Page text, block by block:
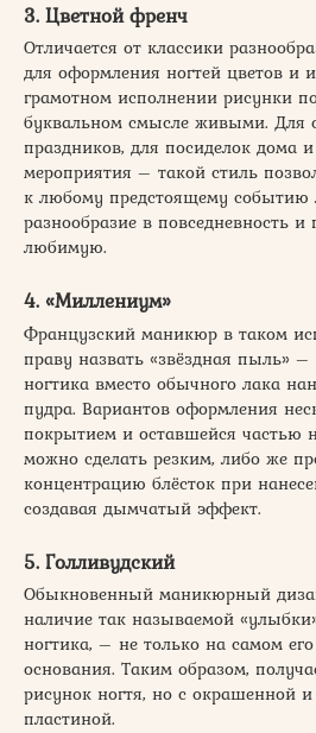
3. Цветной френч
Отличается от классики
для оформления ногтей цветов и
грамотном исполнении рисунки
буквальном смысле живыми. Для
праздников, для посиделок дома
мероприятия – такой стиль
к любому предстоящему событию
разнообразие в повседневность и
любимую.
4. «Миллениум»
Французский маникюр в таком
праву назвать «звёздная пыль»
ногтика вместо обычного лака
пудра. Вариантов оформления
покрытием и оставшейся частью
можно сделать резким, либо же
концентрацию блёсток при
создавая дымчатый эффект.
5. Голливудский
Обыкновенный маникюрный
наличие так называемой
ногтика, – не только на самом
основания. Таким образом,
рисунок ногтя, но с окрашенной
пластиной.